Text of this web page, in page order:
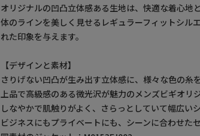
オリジナルの凹凸立体感ある生地は、快適な着心地
体のラインを美しく見せるレギュラーフィットシル
れた印象を与えます。
【デザインと素材】
さりげない凹凸が生み出す立体感に、様々な色の糸
上品で高級感のある微光沢が魅力のメンズビギオリ
しなやかで肌触りがよく、さらっとしていて幅広い
ビジネスにもプライベートにも、シーンに合わせた